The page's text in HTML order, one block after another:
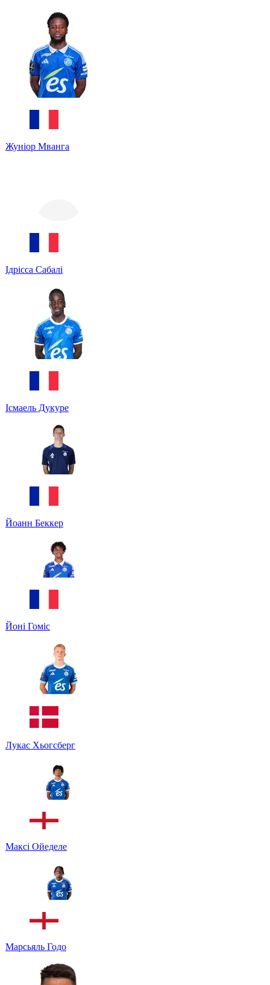
Жуніор Мванга
Ідрісса Сабалі
Ісмаель Дукуре
Йоанн Беккер
Йоні Гоміс
Лукас Хьогсберг
Максі Ойеделе
Марсьяль Годо